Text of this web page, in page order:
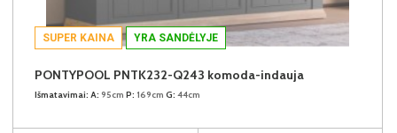
SUPER KAINA YRA SANDĖLYJE
PONTYPOOL PNTK232-Q243 komoda-indauja
Išmatavimai: A: 95cm P: 169cm G: 44cm